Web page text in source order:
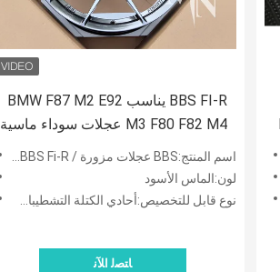
BBS FI-R يناسب BMW F87 M2 E92
M3 F80 F82 M4 عجلات سوداء ماسية
مطروقة
اسم المنتج:BBS عجلات مزورة / BBS Fi-R الماس الأسود
لون:الماس الأسود
نوع قابل للتخصيص:أحادي الكتلة التشطيبات المخصصة
ﺎﺘﺼﻟ ﺍﻶﻧ